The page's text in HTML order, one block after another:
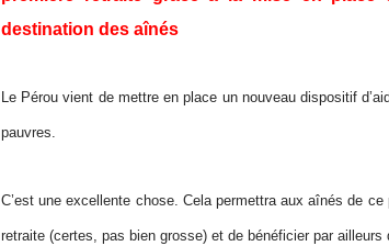
destination des aînés
Le Pérou vient de mettre en place un nouveau dispositif
pauvres.
C’est une excellente chose. Cela permettra aux aînés de
retraite (certes, pas bien grosse) et de bénéficier par